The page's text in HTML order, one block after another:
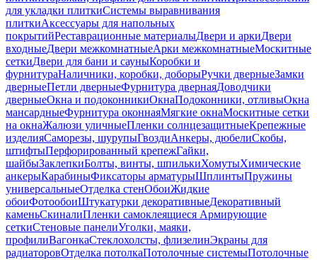
для укладки плиткиСистемы выравнивания
плиткиАксессуары для напольных
покрытийРеставрационные материалыДвери и аркиДвери
входныеДвери межкомнатныеАрки межкомнатныеМоскитные
сеткиДвери для бани и сауныКоробки и
фурнитураНаличники, коробки, доборыРучки дверныеЗамки
дверныеПетли дверныеФурнитура двернаяДоводчики
дверныеОкна и подоконникиОкнаПодоконники, отливыОкна
мансардныеФурнитура оконнаяМягкие окнаМоскитные сетки
на окнаЖалюзи уличныеПленки солнцезащитныеКрепежные
изделияСаморезы, шурупыГвоздиАнкеры, дюбелиСкобы,
штифтыПерфорированный крепежГайки,
шайбыЗаклепкиБолты, винты, шпилькиХомутыХимические
анкерыКарабиныФиксаторы арматурыШплинтыПружины
универсальныеОтделка стенОбоиЖидкие
обоиФотообоиШтукатурки декоративныеДекоративный
каменьСкиналиПленки самоклеящиеся Армирующие
сеткиСтеновые панелиУголки, маяки,
профилиВагонкаСтеклохолсты, флизелинЭкраны для
радиаторовОтделка потолкаПотолочные системыПотолочные